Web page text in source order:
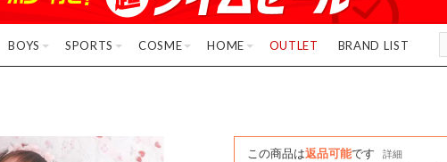
BOYS SPORTS COSME HOME OUTLET BRAND LIST
この商品は返品可能です
詳細